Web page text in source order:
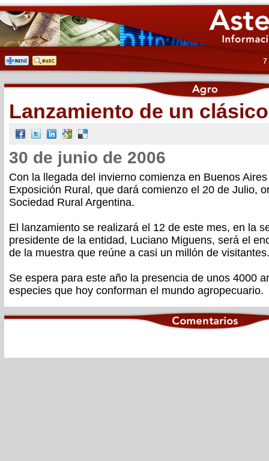
7
Lanzamiento de un
30 de junio de 2006
Con la llegada del invierno comienza en Buenos
Exposición Rural, que dará comienzo el 20 de Julio,
Sociedad Rural Argentina.
El lanzamiento se realizará el 12 de este mes, en la
presidente de la entidad, Luciano Miguens, será el
de la muestra que reúne a casi un millón de visitantes.
Se espera para este año la presencia de unos 4000
especies que hoy conforman el mundo agropecuario.